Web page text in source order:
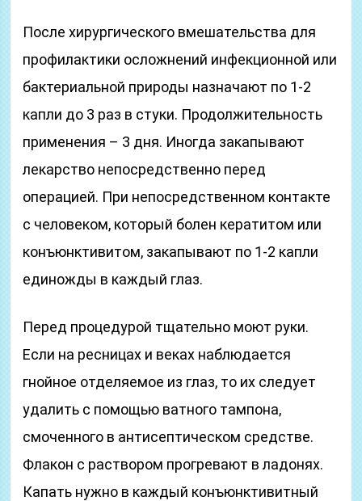
После хирургического вмешательства для
профилактики осложнений инфекционной или
бактериальной природы назначают по 1-2
капли до 3 раз в стуки. Продолжительность
применения – 3 дня. Иногда закапывают
лекарство непосредственно перед
операцией. При непосредственном контакте
с человеком, который болен кератитом или
конъюнктивитом, закапывают по 1-2 капли
единожды в каждый глаз.
Перед процедурой тщательно моют руки.
Если на ресницах и веках наблюдается
гнойное отделяемое из глаз, то их следует
удалить с помощью ватного тампона,
смоченного в антисептическом средстве.
Флакон с раствором прогревают в ладонях.
Капать нужно в каждый конъюнктивитный